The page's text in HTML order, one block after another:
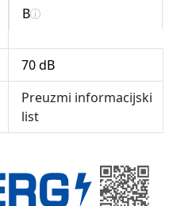
B
70 dB
Preuzmi informacijski
list